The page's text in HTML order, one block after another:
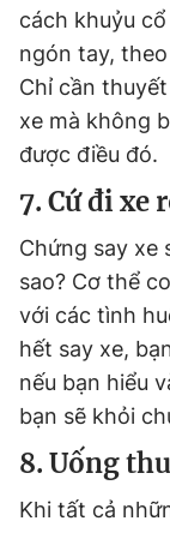
cách khuỷu
ngón tay, theo
Chỉ cần
xe mà không
được điều đó.
7. Cứ đi xe
Chứng say xe
sao? Cơ thể
với các tình
hết say xe,
nếu bạn hiểu
bạn sẽ khỏi
8. Uống
Khi tất cả